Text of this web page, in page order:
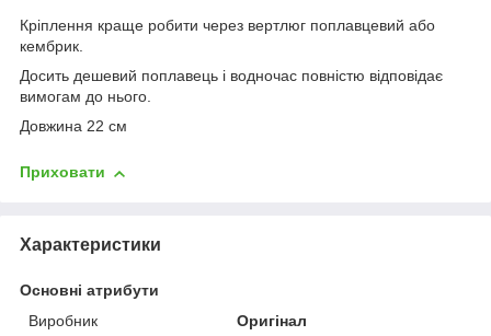
Кріплення краще робити через вертлюг поплавцевий або
кембрик.
Досить дешевий поплавець і водночас повністю відповідає
вимогам до нього.
Довжина 22 см
Приховати
Характеристики
Основні атрибути
Виробник
Оригінал